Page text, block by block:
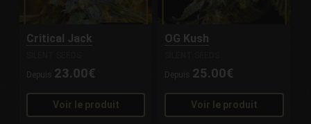
Critical Jack
Depuis 23.00€
Voir le produit
OG Kush
Depuis 25.00€
Voir le produit